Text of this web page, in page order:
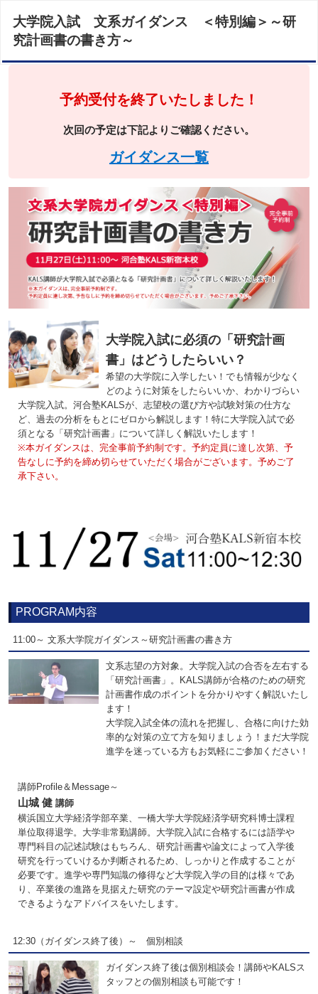
大学院入試 文系ガイダンス ＜特別編＞～研
究計画書の書き方～
予約受付を終了いたしました！
次回の予定は下記よりご確認ください。
ガイダンス一覧
大学院入試に必須の「研究計画
書」はどうしたらいい？
希望の大学院に入学したい！でも情報が少なく
どのように対策をしたらいいか、わかりづらい
大学院入試。河合塾KALSが、志望校の選び方や試験対策の仕方な
ど、過去の分析をもとにゼロから解説します！特に大学院入試で必
須となる「研究計画書」について詳しく解説いたします！
※本ガイダンスは、完全事前予約制です。予約定員に達し次第、予
告なしに予約を締め切らせていただく場合がございます。予めご了
承下さい。
PROGRAM内容
11:00～ 文系大学院ガイダンス～研究計画書の書き方
文系志望の方対象。大学院入試の合否を左右する
「研究計画書」。KALS講師が合格のための研究
計画書作成のポイントを分かりやすく解説いたし
ます！
大学院入試全体の流れを把握し、合格に向けた効
率的な対策の立て方を知りましょう！まだ大学院
進学を迷っている方もお気軽にご参加ください！
講師Profile＆Message～
山城 健講師
横浜国立大学経済学部卒業、一橋大学大学院経済学研究科博士課程
単位取得退学。大学非常勤講師。大学院入試に合格するには語学や
専門科目の記述試験はもちろん、研究計画書や論文によって入学後
研究を行っていけるか判断されるため、しっかりと作成することが
必要です。進学や専門知識の修得など大学院入学の目的は様々であ
り、卒業後の進路を見据えた研究のテーマ設定や研究計画書が作成
できるようなアドバイスをいたします。
12:30（ガイダンス終了後）～ 個別相談
ガイダンス終了後は個別相談会！講師やKALSス
タッフとの個別相談も可能です！